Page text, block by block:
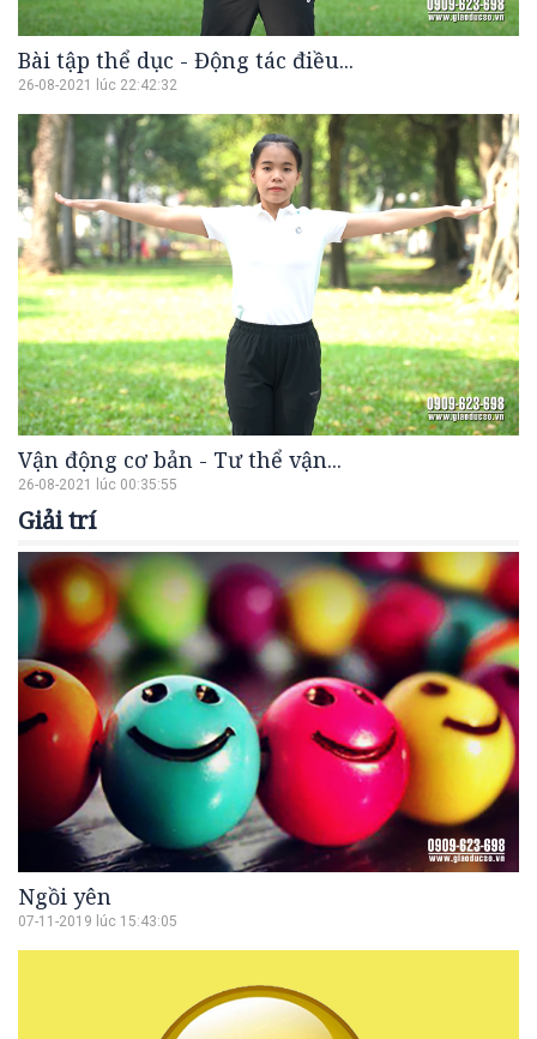
Bài tập thể dục - Động tác điều...
26-08-2021 lúc 22:42:32
Vận động cơ bản - Tư thể vận...
26-08-2021 lúc 00:35:55
Giải trí
Ngồi yên
07-11-2019 lúc 15:43:05